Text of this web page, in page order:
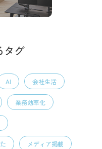
タグ
AI 会社生活
業務効率化
メディア掲載